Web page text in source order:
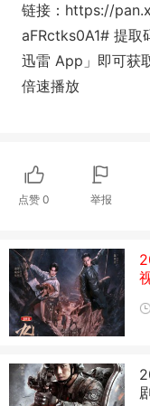
链接：https://
aFRctks0A1# 提取
迅雷 App」即可获
倍速播放
点赞 0 举报